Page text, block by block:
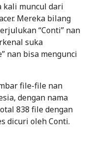
kali muncul dari
Mereka bilang
“Conti” nan
suka
nan bisa mengunci
file-file nan
dengan nama
838 file dengan
dicuri oleh Conti.